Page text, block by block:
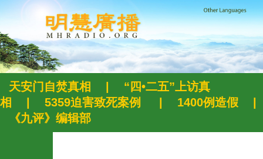
天安门自焚真相
“四•二五”上访真
相
5359迫害致死案例 1400例造假
《九评》编辑部